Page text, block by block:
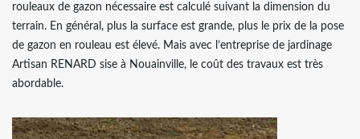
rouleaux de gazon nécessaire est calculé suivant la dimension du
terrain. En général, plus la surface est grande, plus le prix de la pose
de gazon en rouleau est élevé. Mais avec l’entreprise de jardinage
Artisan RENARD sise à Nouainville, le coût des travaux est très
abordable.